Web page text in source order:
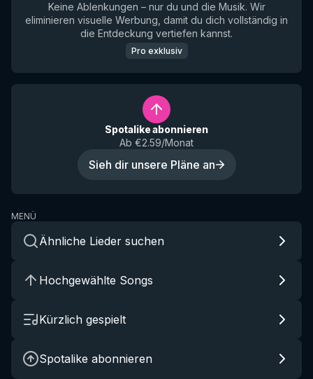
Keine Ablenkungen – nur du und die Musik. Wir
eliminieren visuelle Werbung, damit du dich vollständig in
die Entdeckung vertiefen kannst.
Pro exklusiv
Spotalike abonnieren
Ab €2.59/Monat
Sieh dir unsere Pläne an
MENÜ
Ähnliche Lieder suchen
Hochgewählte Songs
Kürzlich gespielt
Spotalike abonnieren